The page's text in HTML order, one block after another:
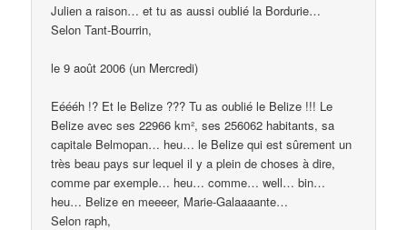
Julien a raison… et tu as aussi oublié la Bordurie…
Selon Tant-Bourrin,
le 9 août 2006 (un Mercredi)
Eéééh !? Et le Belize ??? Tu as oublié le Belize !!! Le
Belize avec ses 22966 km², ses 256062 habitants, sa
capitale Belmopan… heu… le Belize qui est sûrement un
très beau pays sur lequel il y a plein de choses à dire,
comme par exemple… heu… comme… well… bin…
heu… Belize en meeeer, Marie-Galaaaante…
Selon raph,